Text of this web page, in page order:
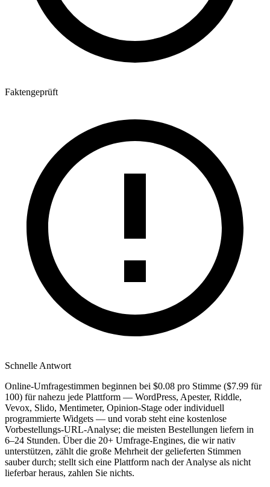
Faktengeprüft
Schnelle Antwort
Online-Umfragestimmen beginnen bei $0.08 pro Stimme ($7.99 für
100) für nahezu jede Plattform — WordPress, Apester, Riddle,
Vevox, Slido, Mentimeter, Opinion-Stage oder individuell
programmierte Widgets — und vorab steht eine kostenlose
Vorbestellungs-URL-Analyse; die meisten Bestellungen liefern in
6–24 Stunden. Über die 20+ Umfrage-Engines, die wir nativ
unterstützen, zählt die große Mehrheit der gelieferten Stimmen
sauber durch; stellt sich eine Plattform nach der Analyse als nicht
lieferbar heraus, zahlen Sie nichts.